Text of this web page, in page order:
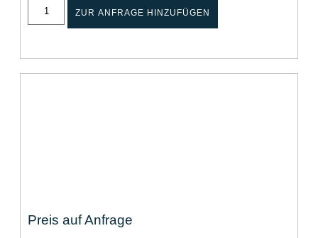
ZUR ANFRAGE HINZUFÜGEN
Preis auf Anfrage